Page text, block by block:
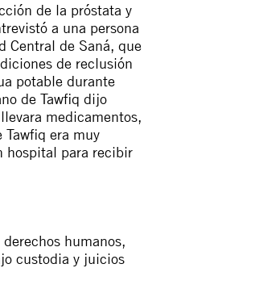
de la próstata y
a una persona
Central de Saná, que
de reclusión
potable durante
de Tawfiq dijo
medicamentos,
era muy
hospital para recibir
humanos,
custodia y juicios